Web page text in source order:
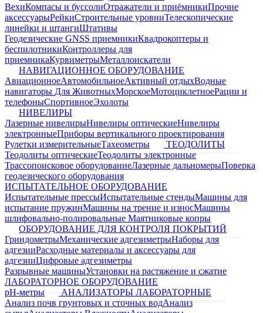
ВехиКомпасы и буссолиОтражатели и приёмникиПрочие
аксессуарыРейкиСтроительные уровниТелескопические
линейки и штангиШтативы
Геодезические GNSS приемникиКвадрокоптеры и
беспилотникиКонтроллеры для
приемникаКурвиметрыМеталлоискатели
НАВИГАЦИОННОЕ ОБОРУДОВАНИЕ
АвиационноеАвтомобильноеАктивный отдыхВодные
навигаторы Для ЖивотныхМорскоеМотоциклетноеРации и
телефоныСпортивноеЭхолоты
НИВЕЛИРЫ
Лазерные нивелирыНивелиры оптическиеНивелиры
электронныеПриборы вертикального проектирования
Рулетки измерительныеТахеометры
ТЕОДОЛИТЫ
Теодолиты оптическиеТеодолиты электронные
Трассопоисковое оборудованиеЛазерные дальномерыПоверка
геодезического оборудования
ИСПЫТАТЕЛЬНОЕ ОБОРУДОВАНИЕ
Испытательные прессыИспытательные стендыМашины для
испытание пружинМашины на трение и износМашины
шлифовально-полировальные Маятниковые копры
ОБОРУДОВАНИЕ ДЛЯ КОНТРОЛЯ ПОКРЫТИЙ
ГриндометрыМеханические адгезиметрыНаборы для
адгезииРасходные материалы и аксессуары для
адгезииЦифровые адгезиметры
Разрывные машиныУстановки на растяжение и сжатие
ЛАБОРАТОРНОЕ ОБОРУДОВАНИЕ
pH-метры
АНАЛИЗАТОРЫ ЛАБОРАТОРНЫЕ
Анализ почв грунтовых и сточных водАнализ